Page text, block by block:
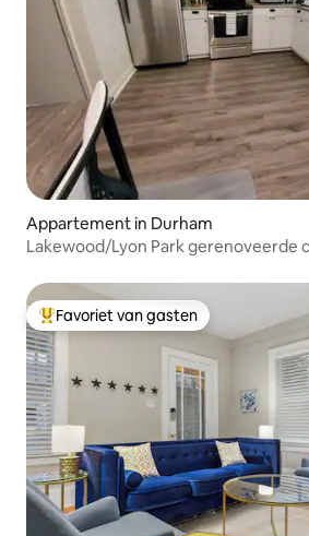
Appartement in Durham
Lakewood/Lyon Park gerenoveerde
Topfavoriet van gasten
Favoriet van gasten